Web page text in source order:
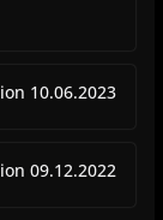
10.06.2023
09.12.2022